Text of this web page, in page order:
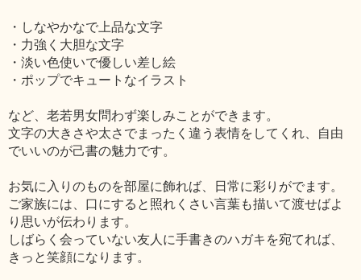
・しなやかなで上品な文字
・力強く大胆な文字
・淡い色使いで優しい差し絵
・ポップでキュートなイラスト
など、老若男女問わず楽しみことができます。
文字の大きさや太さでまったく違う表情をしてくれ、自由
でいいのが己書の魅力です。
お気に入りのものを部屋に飾れば、日常に彩りがでます。
ご家族には、口にすると照れくさい言葉も描いて渡せばよ
り思いが伝わります。
しばらく会っていない友人に手書きのハガキを宛てれば、
きっと笑顔になります。